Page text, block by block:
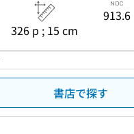
326 p ; 15 cm
913.6
書店で探す